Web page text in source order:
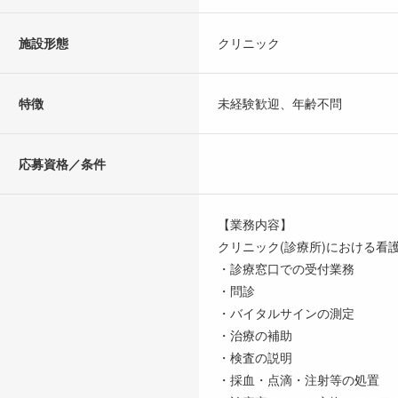
施設形態 クリニック
特徴 未経験歓迎、年齢不問
応募資格／条件
【業務内容】
クリニック(診療所)における看
・診療窓口での受付業務
・問診
・バイタルサインの測定
・治療の補助
・検査の説明
・採血・点滴・注射等の処置